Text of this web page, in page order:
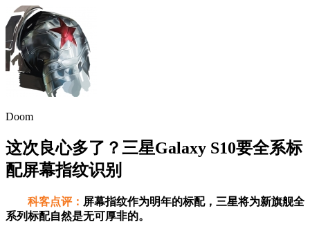
Doom
这次良心多了？三星Galaxy S10要全系标
配屏幕指纹识别
科客点评： 屏幕指纹作为明年的标配，三星将为新旗舰全
系列标配自然是无可厚非的。